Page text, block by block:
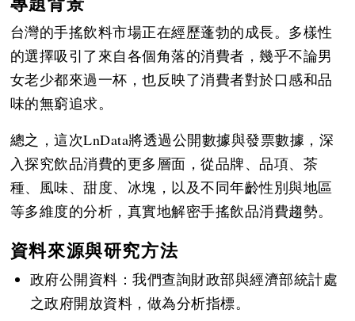
台灣的手搖飲料市場正在經歷蓬勃的成長。多樣性
的選擇吸引了來自各個角落的消費者，幾乎不論男
女老少都來過一杯，也反映了消費者對於口感和品
味的無窮追求。
總之，這次LnData將透過公開數據與發票數據，深
入探究飲品消費的更多層面，從品牌、品項、茶
種、風味、甜度、冰塊，以及不同年齡性別與地區
等多維度的分析，真實地解密手搖飲品消費趨勢。
資料來源與研究方法
政府公開資料：我們查詢財政部與經濟部統計處
之政府開放資料，做為分析指標。